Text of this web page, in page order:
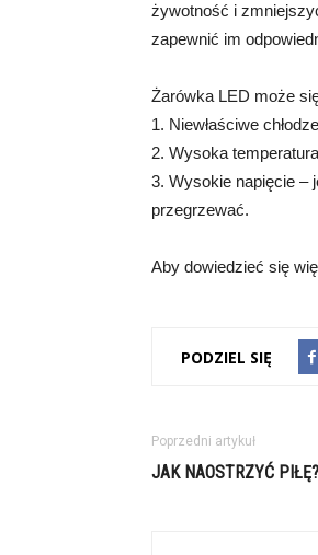
żywotność i
zapewnić im
Żarówka LED może
1. Niewłaściwe
2. Wysoka
3. Wysokie napięcie –
przegrzewać.
Aby dowiedzieć się
PODZIEL SIĘ
Poprzedni artykuł
JAK NAOSTRZYĆ PIŁĘ?